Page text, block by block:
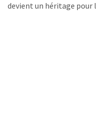
devient un héritage pour